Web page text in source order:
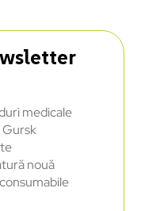
medicale
Gursk
nouă